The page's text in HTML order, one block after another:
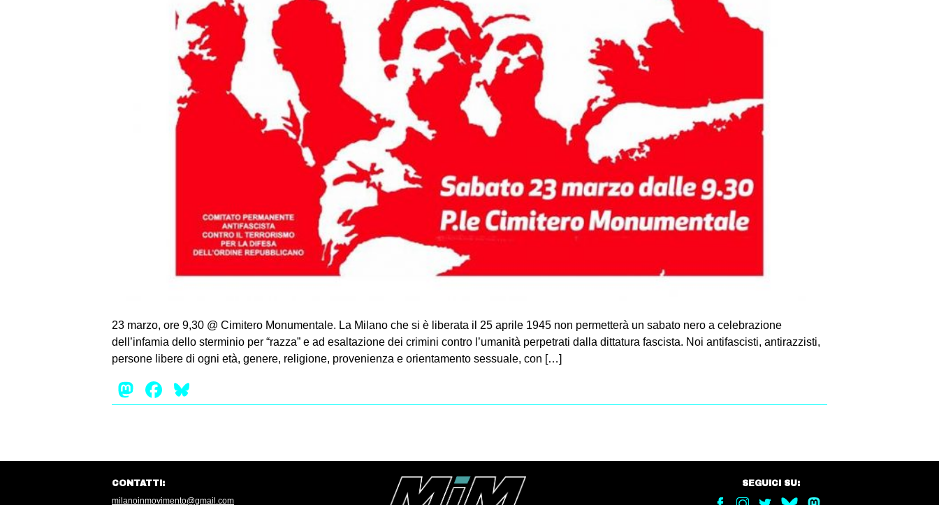
23 marzo, ore 9,30 @ Cimitero Monumentale. La Milano che si è liberata il 25 aprile 1945 non permetterà un sabato nero a celebrazione
dell’infamia dello sterminio per “razza” e ad esaltazione dei crimini contro l’umanità perpetrati dalla dittatura fascista. Noi antifascisti, antirazzisti,
persone libere di ogni età, genere, religione, provenienza e orientamento sessuale, con […]
Mastodon
Facebook
CONTATTI:
milanoinmovimento@gmail.com
SEGUICI SU: